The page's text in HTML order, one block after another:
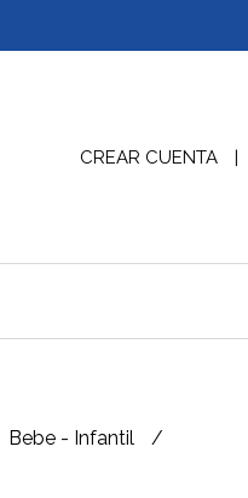
CREAR CUENTA
Bebe - Infantil